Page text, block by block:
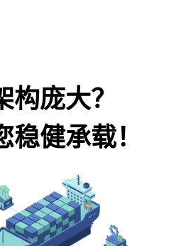
构庞大？
健承载！